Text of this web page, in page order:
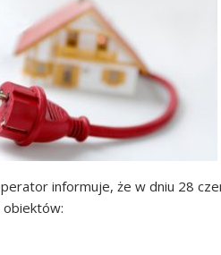
informuje, że w dniu 28
obiektów: